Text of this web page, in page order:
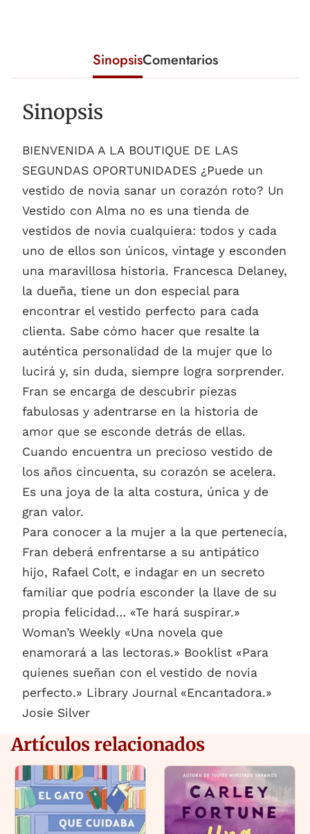
SinopsisComentarios
Sinopsis
BIENVENIDA A LA BOUTIQUE DE LAS
SEGUNDAS OPORTUNIDADES ¿Puede un
vestido de novia sanar un corazón roto? Un
Vestido con Alma no es una tienda de
vestidos de novia cualquiera: todos y cada
uno de ellos son únicos, vintage y esconden
una maravillosa historia. Francesca Delaney,
la dueña, tiene un don especial para
encontrar el vestido perfecto para cada
clienta. Sabe cómo hacer que resalte la
auténtica personalidad de la mujer que lo
lucirá y, sin duda, siempre logra sorprender.
Fran se encarga de descubrir piezas
fabulosas y adentrarse en la historia de
amor que se esconde detrás de ellas.
Cuando encuentra un precioso vestido de
los años cincuenta, su corazón se acelera.
Es una joya de la alta costura, única y de
gran valor.
Para conocer a la mujer a la que pertenecía,
Fran deberá enfrentarse a su antipático
hijo, Rafael Colt, e indagar en un secreto
familiar que podría esconder la llave de su
propia felicidad… «Te hará suspirar.»
Woman’s Weekly «Una novela que
enamorará a las lectoras.» Booklist «Para
quienes sueñan con el vestido de novia
perfecto.» Library Journal «Encantadora.»
Josie Silver
Artículos relacionados